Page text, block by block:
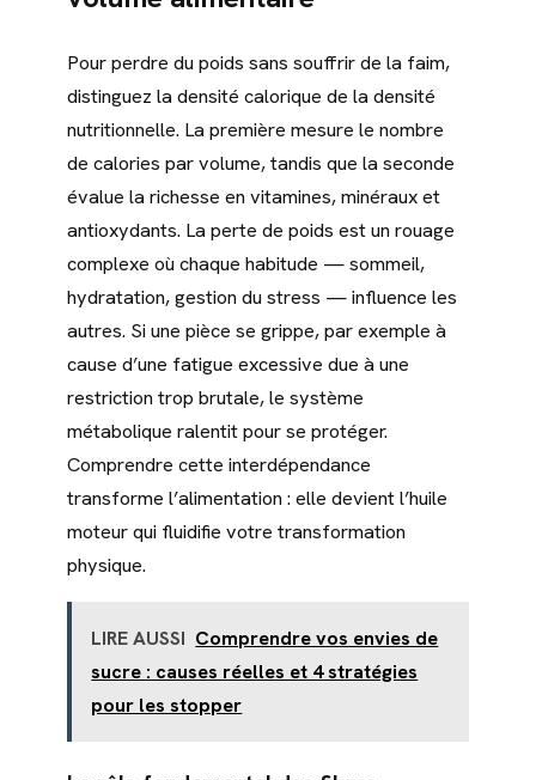
Pour perdre du poids sans souffrir de la faim,
distinguez la densité calorique de la densité
nutritionnelle. La première mesure le nombre
de calories par volume, tandis que la seconde
évalue la richesse en vitamines, minéraux et
antioxydants. La perte de poids est un rouage
complexe où chaque habitude — sommeil,
hydratation, gestion du stress — influence les
autres. Si une pièce se grippe, par exemple à
cause d’une fatigue excessive due à une
restriction trop brutale, le système
métabolique ralentit pour se protéger.
Comprendre cette interdépendance
transforme l’alimentation : elle devient l’huile
moteur qui fluidifie votre transformation
physique.
LIRE AUSSI Comprendre vos envies de
sucre : causes réelles et 4 stratégies
pour les stopper